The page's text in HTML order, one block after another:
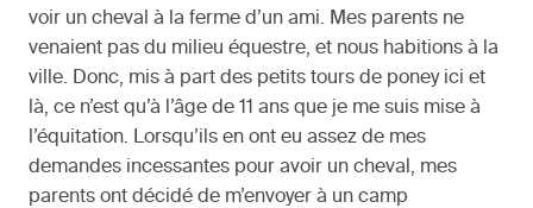
voir un cheval à la ferme d’un ami. Mes parents ne
venaient pas du milieu équestre, et nous habitions à la
ville. Donc, mis à part des petits tours de poney ici et
là, ce n’est qu’à l’âge de 11 ans que je me suis mise à
l’équitation. Lorsqu’ils en ont eu assez de mes
demandes incessantes pour avoir un cheval, mes
parents ont décidé de m’envoyer à un camp